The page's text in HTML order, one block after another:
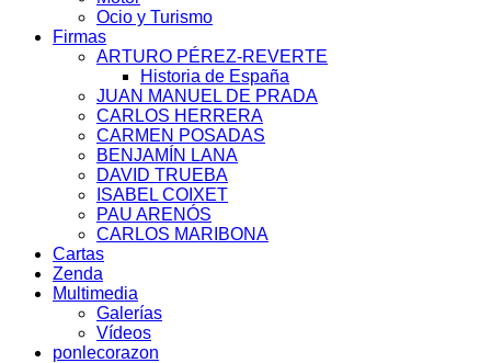
Ocio y Turismo
Firmas
ARTURO PÉREZ-REVERTE
Historia de España
JUAN MANUEL DE PRADA
CARLOS HERRERA
CARMEN POSADAS
BENJAMÍN LANA
DAVID TRUEBA
ISABEL COIXET
PAU ARENÓS
CARLOS MARIBONA
Cartas
Zenda
Multimedia
Galerías
Vídeos
ponlecorazon